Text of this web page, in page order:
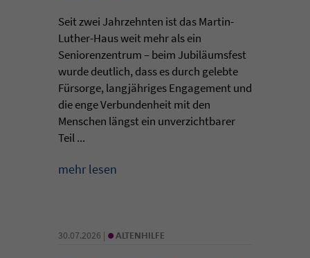
Seit zwei Jahrzehnten ist das Martin-
Luther-Haus weit mehr als ein
Seniorenzentrum – beim Jubiläumsfest
wurde deutlich, dass es durch gelebte
Fürsorge, langjähriges Engagement und
die enge Verbundenheit mit den
Menschen längst ein unverzichtbarer
Teil ...
mehr lesen
30.07.2026 | • ALTENHILFE